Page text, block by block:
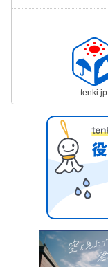
tenki.jp